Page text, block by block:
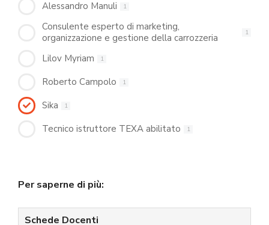
Alessandro Manuli 1
Consulente esperto di marketing,
organizzazione e gestione della carrozzeria
1
Lilov Myriam 1
Roberto Campolo 1
Sika 1
Tecnico istruttore TEXA abilitato 1
Per saperne di più:
Schede Docenti